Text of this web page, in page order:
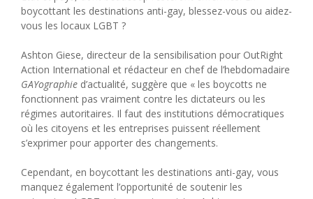
boycottant les destinations anti-gay, blessez-vous ou aidez-
vous les locaux LGBT ?
Ashton Giese, directeur de la sensibilisation pour OutRight
Action International et rédacteur en chef de l’hebdomadaire
GAYographie d’actualité, suggère que « les boycotts ne
fonctionnent pas vraiment contre les dictateurs ou les
régimes autoritaires. Il faut des institutions démocratiques
où les citoyens et les entreprises puissent réellement
s’exprimer pour apporter des changements.
Cependant, en boycottant les destinations anti-gay, vous
manquez également l’opportunité de soutenir les